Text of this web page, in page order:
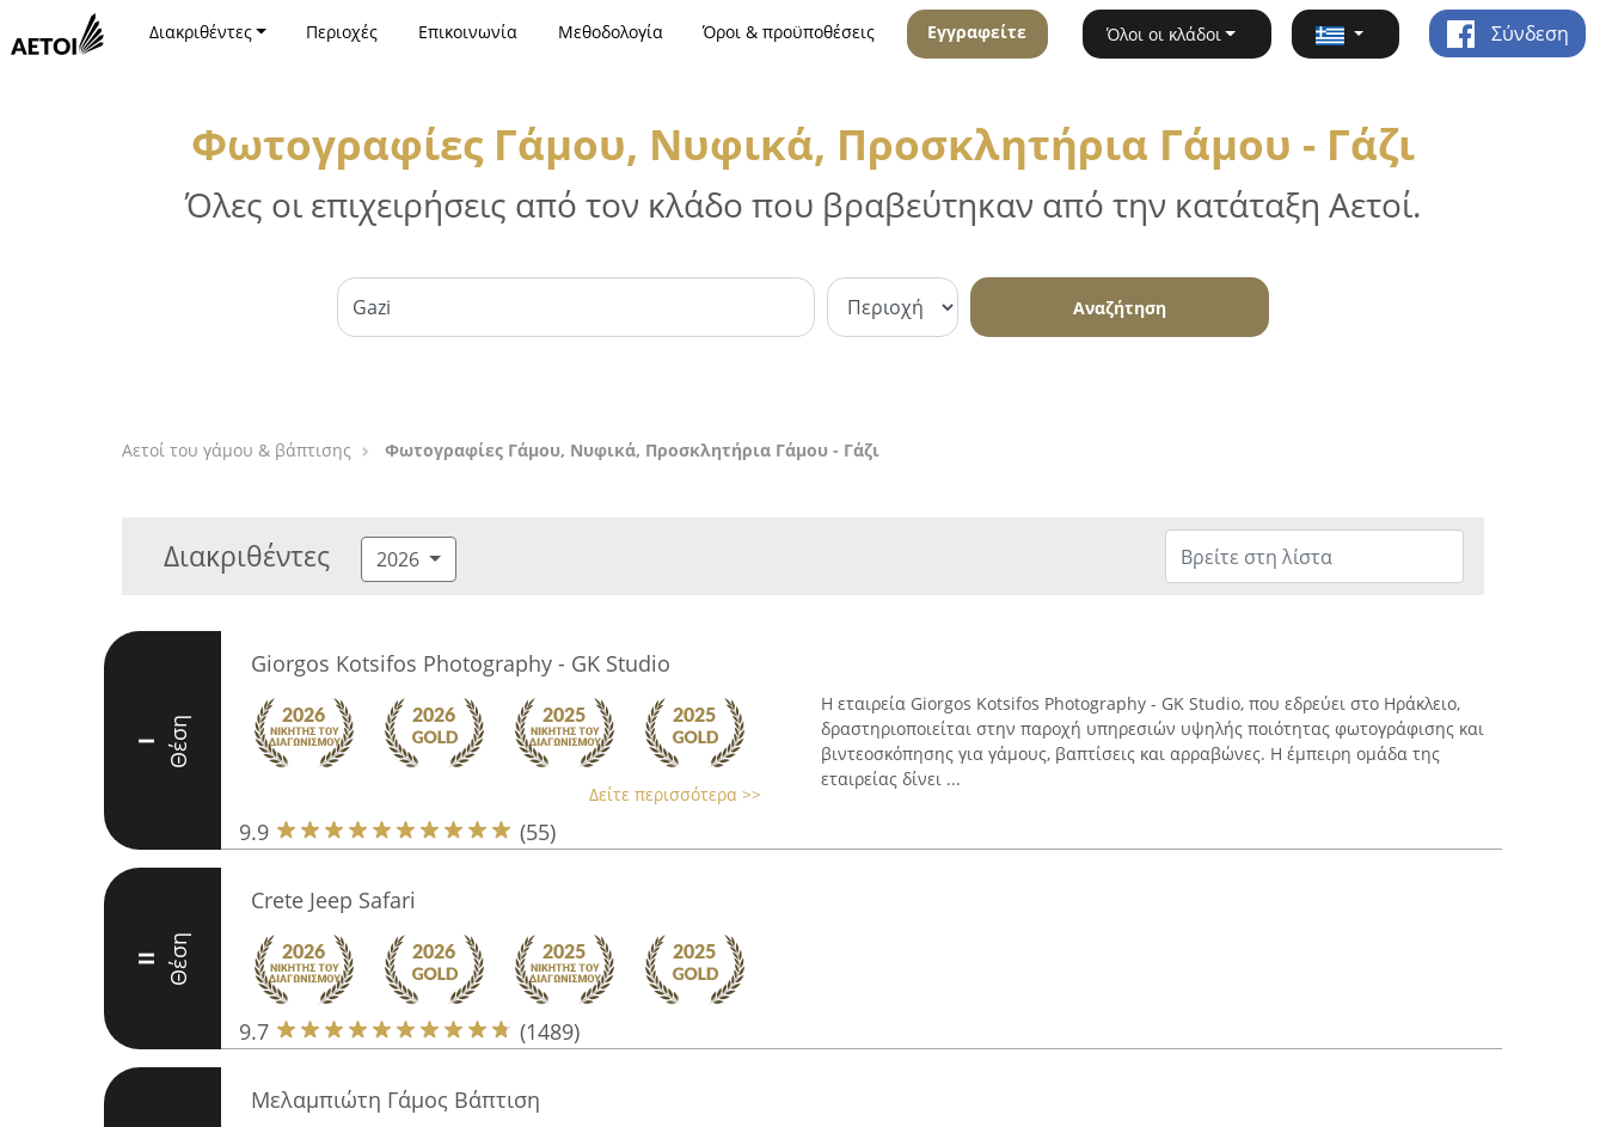
Διακριθέντες Περιοχές Επικοινωνία Μεθοδολογία Όροι & προϋποθέσεις Εγγραφείτε Όλοι οι κλάδοι Σύνδεση
Φωτογραφίες Γάμου, Νυφικά, Προσκλητήρια Γάμου - Γάζι
Όλες οι επιχειρήσεις από τον κλάδο που βραβεύτηκαν από την κατάταξη Αετοί.
Αναζήτηση
Αετοί του γάμου & βάπτισης Φωτογραφίες Γάμου, Νυφικά, Προσκλητήρια Γάμου - Γάζι
Διακριθέντες 2026
I Θέση
Giorgos Kotsifos Photography - GK Studio
Δείτε περισσότερα >>
9.9 (55)
Η εταιρεία Giorgos Kotsifos Photography - GK Studio, που εδρεύει στο Ηράκλειο,
δραστηριοποιείται στην παροχή υπηρεσιών υψηλής ποιότητας φωτογράφισης και
βιντεοσκόπησης για γάμους, βαπτίσεις και αρραβώνες. Η έμπειρη ομάδα της
εταιρείας δίνει ...
II Θέση
Crete Jeep Safari
9.7 (1489)
Μελαμπιώτη Γάμος Βάπτιση